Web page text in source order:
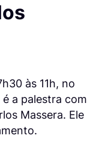
às 11h, no
a palestra com
Massera. Ele